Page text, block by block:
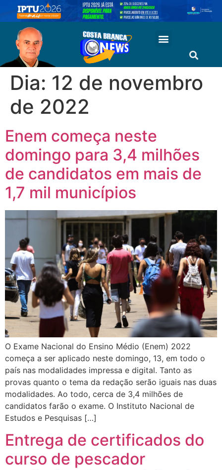
Dia: 12 de novembro
de 2022
Enem começa neste
domingo para 3,4 milhões
de candidatos em mais de
1,7 mil municípios
O Exame Nacional do Ensino Médio (Enem) 2022
começa a ser aplicado neste domingo, 13, em todo o
país nas modalidades impressa e digital. Tanto as
provas quanto o tema da redação serão iguais nas duas
modalidades. Ao todo, cerca de 3,4 milhões de
candidatos farão o exame. O Instituto Nacional de
Estudos e Pesquisas […]
Entrega de certificados do
curso de pescador